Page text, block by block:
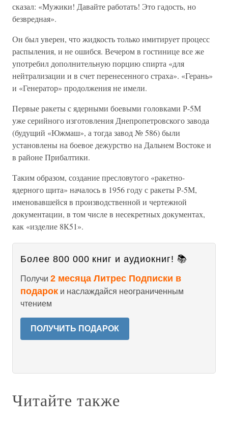
сказал: «Мужики! Давайте работать! Это гадость, но
безвредная».
Он был уверен, что жидкость только имитирует процесс
распыления, и не ошибся. Вечером в гостинице все же
употребил дополнительную порцию спирта «для
нейтрализации и в счет перенесенного страха». «Герань»
и «Генератор» продолжения не имели.
Первые ракеты с ядерными боевыми головками Р-5М
уже серийного изготовления Днепропетровского завода
(будущий «Южмаш», а тогда завод № 586) были
установлены на боевое дежурство на Дальнем Востоке и
в районе Прибалтики.
Таким образом, создание пресловутого «ракетно-
ядерного щита» началось в 1956 году с ракеты Р-5М,
именовавшейся в производственной и чертежной
документации, в том числе в несекретных документах,
как «изделие 8К51».
Более 800 000 книг и аудиокниг! 📚
Получи 2 месяца Литрес Подписки в
подарок и наслаждайся неограниченным
чтением
ПОЛУЧИТЬ ПОДАРОК
Читайте также